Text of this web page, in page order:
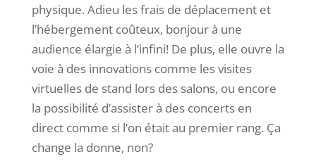
physique. Adieu les frais de déplacement et
l’hébergement coûteux, bonjour à une
audience élargie à l’infini! De plus, elle ouvre la
voie à des innovations comme les visites
virtuelles de stand lors des salons, ou encore
la possibilité d’assister à des concerts en
direct comme si l’on était au premier rang. Ça
change la donne, non?